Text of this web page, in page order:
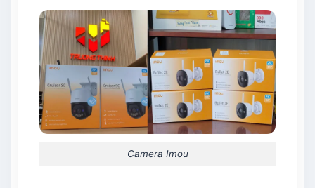
Camera Imou